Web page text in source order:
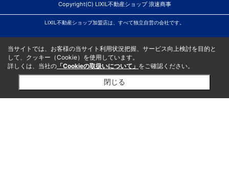
Copyright(C) LIXIL不動産ショップ 浪速商事
LIXIL不動産ショップ加盟店は、すべて独立自営の会社です。
当サイトでは、お客様の当サイト利用状況把握、サービス向上検討を目的と
して、クッキー（Cookie）を使用しています。
詳しくは、当社の 「Cookieの取扱いについて」 をご確認ください。
閉じる